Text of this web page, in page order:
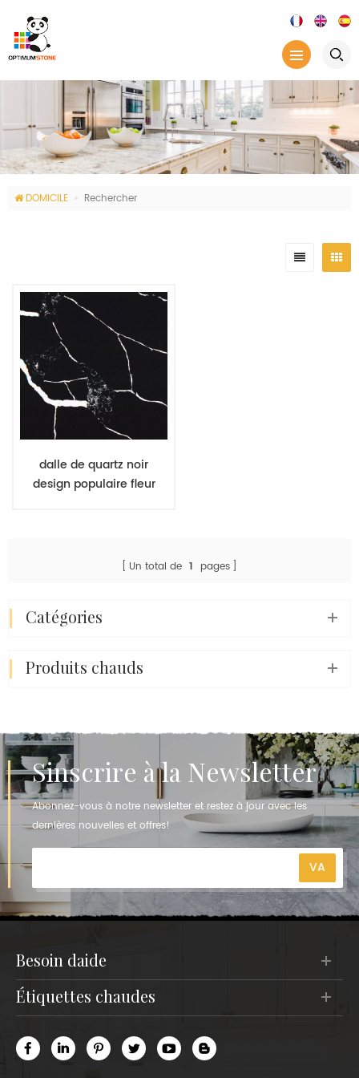
DOMICILE Rechercher
dalle de quartz noir
design populaire fleur
Un total de 1 pages
catégories
produits chauds
Sinscrire à la Newsletter
Abonnez-vous à notre newsletter et restez à jour avec les
dernières nouvelles et offres!
besoin daide
étiquettes chaudes